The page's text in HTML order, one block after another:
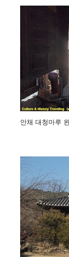
안채 대청마루